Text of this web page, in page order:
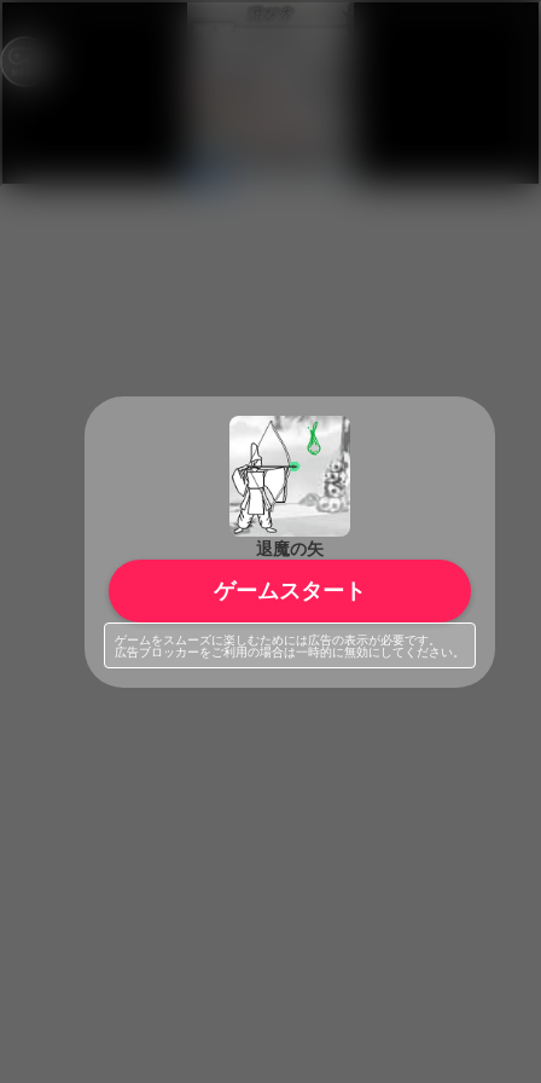
退魔の矢
ゲームスタート
ゲームをスムーズに楽しむためには広告の表示が必要です。
広告ブロッカーをご利用の場合は一時的に無効にしてください。